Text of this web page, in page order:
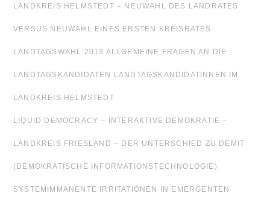
LANDKREIS HELMSTEDT – NEUWAHL DES LANDRATES
VERSUS NEUWAHL EINES ERSTEN KREISRATES
LANDTAGSWAHL 2013 ALLGEMEINE FRAGEN AN DIE
LANDTAGSKANDIDATEN LANDTAGSKANDIDATINNEN IM
LANDKREIS HELMSTEDT
LIQUID DEMOCRACY – INTERAKTIVE DEMOKRATIE –
LANDKREIS FRIESLAND – DER UNTERSCHIED ZU DEMIT
(DEMOKRATISCHE INFORMATIONSTECHNOLOGIE)
SYSTEMIMMANENTE IRRITATIONEN IN EMERGENTEN